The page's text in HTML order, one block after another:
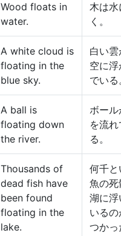
Wood floats in
water.
木は水
く。
A white cloud is
floating in the
blue sky.
白い雲
空に浮
でいる
A ball is
floating down
the river.
ボール
を流れ
る。
Thousands of
dead fish have
been found
floating in the
lake.
何千と
魚の死
湖に浮
いるの
つかっ